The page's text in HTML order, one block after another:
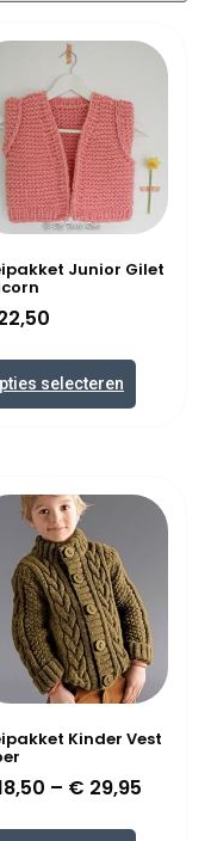
Junior Gilet
selecteren
Kinder Vest
– € 29,95